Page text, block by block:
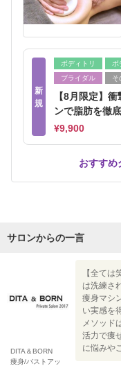
新
規
ボディトリ ボ
ブライダル
そ
【8月限定】
ンで脂肪を徹
¥9,900
おすすめ
サロンからの一言
DITA＆BORN
痩身/バストアッ
【全て
は洗練さ
痩身マシ
い実感を
メソッド
活力で痩
に悩みや